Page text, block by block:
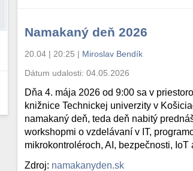
Namakaný deň 2026
20.04 | 20:25 | Miroslav Bendík
Dátum udalosti:04.05.2026
Dňa 4. mája 2026 od 9:00 sa v
knižnice Technickej univerzity v
namakaný deň, teda deň nabitý
workshopmi o vzdelávaní v IT,
mikrokontroléroch, AI, bezpečnosti, IoT
Zdroj: namakanyden.sk